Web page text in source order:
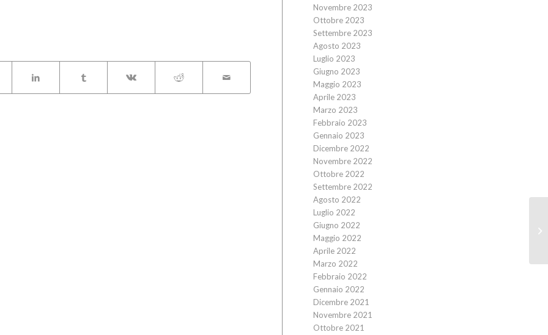
Novembre 2023
Ottobre 2023
Settembre 2023
Agosto 2023
Luglio 2023
Giugno 2023
Maggio 2023
Aprile 2023
Marzo 2023
Febbraio 2023
Gennaio 2023
Dicembre 2022
Novembre 2022
Ottobre 2022
Settembre 2022
Agosto 2022
Luglio 2022
Giugno 2022
Maggio 2022
Aprile 2022
Marzo 2022
Febbraio 2022
Gennaio 2022
Dicembre 2021
Novembre 2021
Ottobre 2021